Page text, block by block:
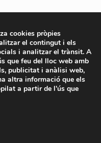
cookies pròpies
el contingut i els
i analitzar el trànsit. A
que feu del lloc web amb
publicitat i anàlisi web,
altra informació que els
a partir de l'ús que